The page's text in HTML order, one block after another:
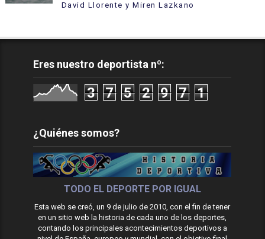
David Llorente y Miren Lazkano
Eres nuestro deportista nº:
3 7 5 2 9 7 1
¿Quiénes somos?
TODO EL DEPORTE POR IGUAL
Esta web se creó, un 9 de julio de 2010, con el fin de tener
en un sitio web la historia de cada uno de los deportes,
contando los principales acontecimientos deportivos a